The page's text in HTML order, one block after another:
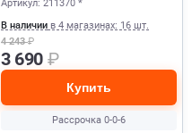
Артикул: 211370 *
В наличии в 4 магазинах: 16 шт.
4 243₽
3 690 ₽
Купить
Рассрочка 0-0-6